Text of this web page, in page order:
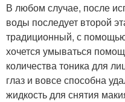
В любом случае, после
воды последует второй
традиционный, с
хочется умываться
количества тоника для
глаз и вовсе способна
жидкость для снятия